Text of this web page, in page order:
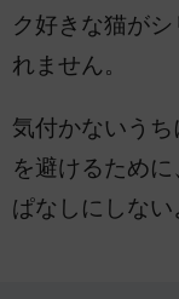
ク好きな猫が
れません。
気付かないう
を避けるため
ぱなしにしない